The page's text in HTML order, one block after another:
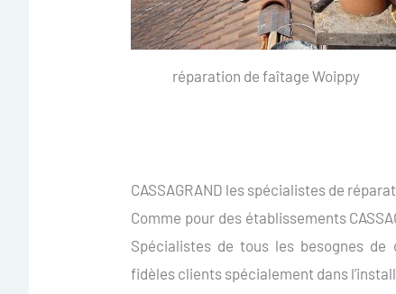
réparation de faîtage Woippy
CASSAGRAND les spécialistes de
Comme pour des établissements
Spécialistes de tous les besognes de
fidèles clients spécialement dans